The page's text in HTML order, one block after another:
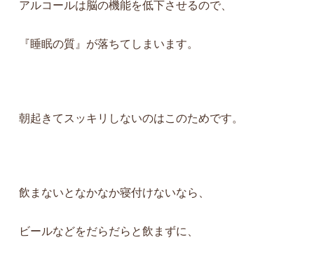
アルコールは脳の機能を低下させるので、
『睡眠の質』が落ちてしまいます。
朝起きてスッキリしないのはこのためです。
飲まないとなかなか寝付けないなら、
ビールなどをだらだらと飲まずに、